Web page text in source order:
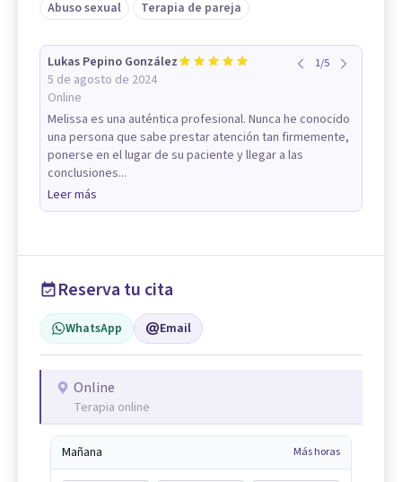
Abuso sexual
Terapia de pareja
Lukas Pepino González
5 de agosto de 2024
Online
1/5
Melissa es una auténtica profesional. Nunca he conocido
una persona que sabe prestar atención tan firmemente,
ponerse en el lugar de su paciente y llegar a las
conclusiones...
Leer más
Reserva tu cita
WhatsApp Email
Online
Terapia online
Mañana Más horas